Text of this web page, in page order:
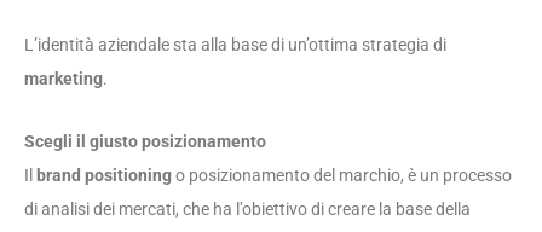
L’identità aziendale sta alla base di un’ottima strategia di
marketing.
Scegli il giusto posizionamento
Il brand positioningo posizionamento del marchio, è un processo
di analisi dei mercati, che ha l’obiettivo di creare la base della